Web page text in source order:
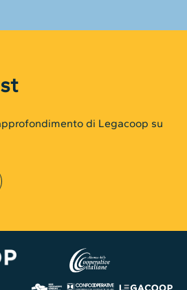
di Legacoop su